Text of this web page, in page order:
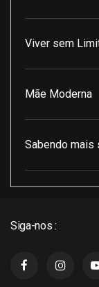
Viver sem
Mãe Moderna
Sabendo mais
Siga-nos :